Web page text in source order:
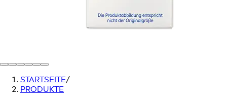
STARTSEITE/
PRODUKTE